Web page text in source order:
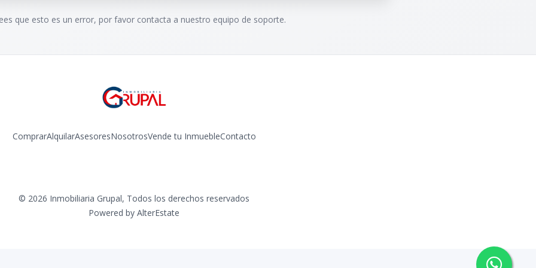
que esto es un error, por favor contacta a nuestro equipo de soporte.
ComprarAlquilarAsesoresNosotrosVende tu InmuebleContacto
© 2026 Inmobiliaria Grupal, Todos los derechos reservados
Powered by AlterEstate